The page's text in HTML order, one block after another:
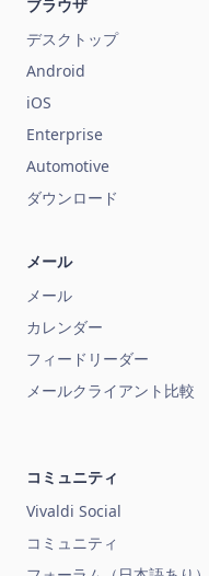
ブラウザ
デスクトップ
Android
iOS
Enterprise
Automotive
ダウンロード
メール
メール
カレンダー
フィードリーダー
メールクライアント比較
コミュニティ
Vivaldi Social
コミュニティ